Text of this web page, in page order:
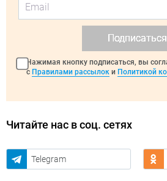
Подписаться
Нажимая кнопку подписаться, вы
с Правилами рассылок и Политикой
Читайте нас в соц. сетях
Telegram